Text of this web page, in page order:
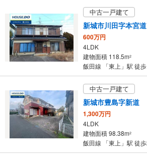
け
取
る
・
条
マ
イ
ペ
ジ
中古一戸建て
新城市川田字本宮道
600万円
4LDK
建物面積 118.5m2
飯田線 「東上」駅 徒
中古一戸建て
新城市豊島字新道
1,300万円
4LDK
建物面積 98.38m2
飯田線 「東上」駅 徒